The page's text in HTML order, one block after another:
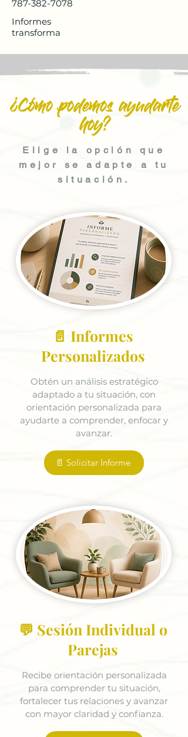
787-382-7078
Informes
transforma
¿Cómo podemos ayudarte
hoy?
Elige la opción que
mejor se adapte a tu
situación.
📄 Informes
Personalizados
Obtén un análisis estratégico
adaptado a tu situación, con
orientación personalizada para
ayudarte a comprender, enfocar y
avanzar.
📄 Solicitar Informe
💬 Sesión Individual o
Parejas
Recibe orientación personalizada
para comprender tu situación,
fortalecer tus relaciones y avanzar
con mayor claridad y confianza.